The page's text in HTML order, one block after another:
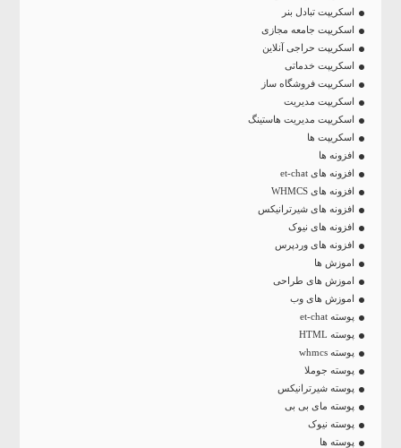
اسکریپت تبادل بنر
اسکریپت جامعه مجازی
اسکریپت حراجی آنلاین
اسکریپت خدماتی
اسکریپت فروشگاه ساز
اسکریپت مدیریت
اسکریپت مدیریت هاستینگ
اسکریپت ها
افزونه ها
افزونه های et-chat
افزونه های WHMCS
افزونه های شیرترانیکس
افزونه های نیوک
افزونه های وردپرس
اموزش ها
اموزش های طراحی
اموزش های وب
پوسته et-chat
پوسته HTML
پوسته whmcs
پوسته جوملا
پوسته شیرترانیکس
پوسته مای بی بی
پوسته نیوک
پوسته ها